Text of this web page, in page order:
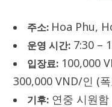
주소: Hoa Phu,
운영 시간: 7:30 –
입장료: 100,000
300,000 VND/인 (
기후: 연중 시원함